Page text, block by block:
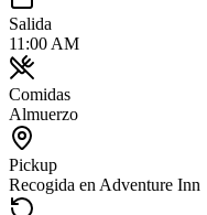
Salida
11:00 AM
Comidas
Almuerzo
Pickup
Recogida en Adventure Inn